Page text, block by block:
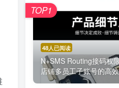
48人已阅读
N+SMS Routing接码权
店铺多员工子账号的高
TOP1